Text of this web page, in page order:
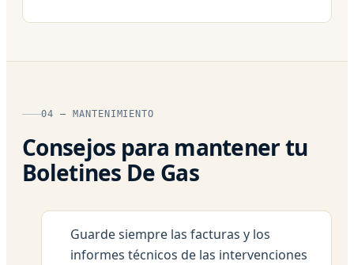
04 — MANTENIMIENTO
Consejos para mantener tu
Boletines De Gas
Guarde siempre las facturas y los
informes técnicos de las intervenciones